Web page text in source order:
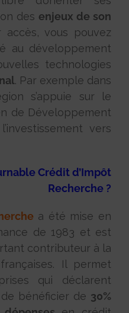
des enjeux de son
vous pouvez
au développement
technologies
. Par exemple dans
s’appuie sur le
de Développement
vers
Crédit d’Impôt
Recherche ?
a été mise en
de 1983 et est
contributeur à la
Il permet
qui déclarent
bénéficier de 30%